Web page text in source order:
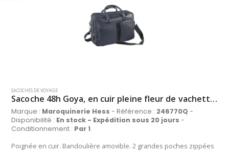
SACOCHES DE VOYAGE
Sacoche 48h Goya, en cuir pleine fleur de vachette grainé, coloris bleu marine
Marque : Maroquinerie Hess - Référence : 246770Q -
Disponibilité : En stock - Expédition sous 20 jours -
Conditionnement : Par 1
Poignée en cuir. Bandoulière amovible. 2 grandes poches zippées